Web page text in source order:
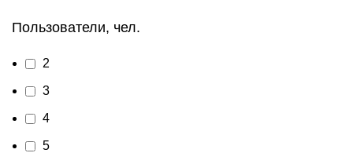
Пользователи, чел.
2
3
4
5